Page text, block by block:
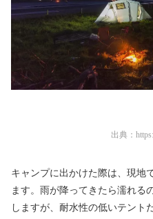
出典：
キャンプに出かけた際は、現地
ます。雨が降ってきたら濡れる
しますが、耐水性の低いテント